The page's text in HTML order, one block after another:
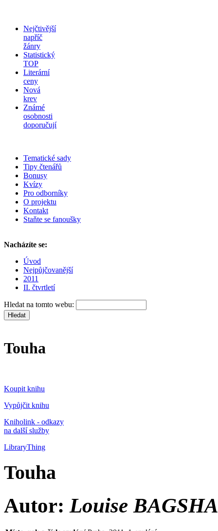
Nejčtivější
napříč
žánry
Statistický
TOP
Literární
ceny
Nová
krev
Známé
osobnosti
doporučují
Tematické sady
Tipy čtenářů
Bonusy
Kvízy
Pro odborníky
O projektu
Kontakt
Staňte se fanoušky
Nacházíte se:
Úvod
Nejpůjčovanější
2011
II. čtvrtletí
Hledat na tomto webu:
Touha
Koupit knihu
Vypůjčit knihu
Kniholink - odkazy
na další služby
LibraryThing
Touha
Autor: Louise